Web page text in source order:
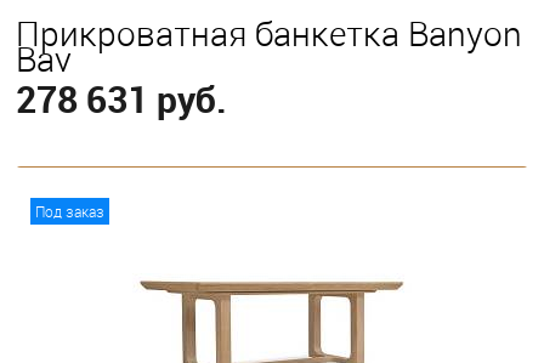
Прикроватная банкетка Banyon
Bay
278 631 руб.
Под заказ